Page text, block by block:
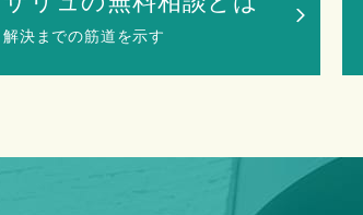
解決までの筋道を示す